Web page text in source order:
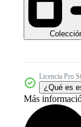
Licencia Pro
¿Qué es
Más